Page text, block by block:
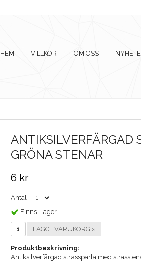
HEM VILLKOR OM OSS
ANTIKSILVERFÄRGAD
GRÖNA STENAR
6 kr
Antal
Finns i lager
LÄGG I VARUKORG »
Produktbeskrivning:
Antiksilverfärgad strasspärla med